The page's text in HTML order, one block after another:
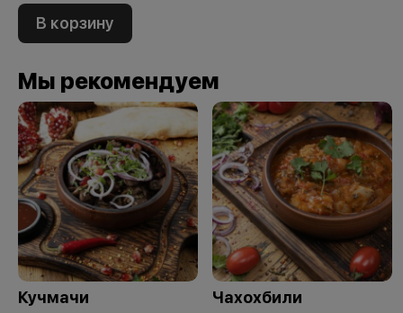
В корзину
Мы рекомендуем
Кучмачи Чахохбили